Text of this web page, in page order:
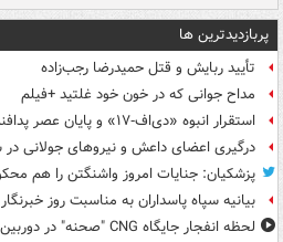
پربازدیدترین ها
تأیید ربایش و قتل حمیدرضا رجب‌زاده
مداح جوانی که در خون خود غلتید +فیلم
استقرار انبوه «دی‌اف‑۱۷» و پایان عصر پدافند آمریکا +عکس
درگیری اعضای داعش و نیروهای جولانی
پزشکیان: جنایات امروز واشنگتن را هم
بیانیه سپاه پاسداران به مناسبت روز خبرنگار
لحظه انفجار جایگاه CNG "صحنه" در دوربین مداربسته